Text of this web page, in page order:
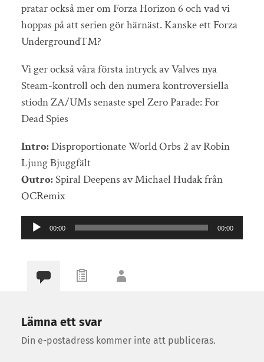
pratar också mer om Forza Horizon 6 och vad vi
hoppas på att serien gör härnäst. Kanske ett Forza
Underground™?
Vi ger också våra första intryck av Valves nya
Steam-kontroll och den numera kontroversiella
stiodn ZA/UMs senaste spel Zero Parade: For
Dead Spies
Intro:Disproportionate World Orbs 2 av Robin
Ljung Bjuggfält
Outro:Spiral Deepens av Michael Hudak från
OCRemix
Ljudspelare
00:00 00:00
Lämna ett svar
Din e-postadress kommer inte att publiceras.